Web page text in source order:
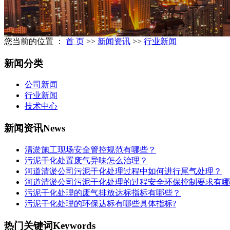
您当前的位置 ： 首 页 >> 新闻资讯 >> 行业新闻
新闻分类
公司新闻
行业新闻
技术中心
新闻资讯News
清淤施工现场安全管控规范有哪些？
污泥干化处置废气异味怎么治理？
河道清淤公司污泥干化处理过程中如何进行尾气处理？
河道清淤公司污泥干化处理的过程安全环保控制要求有
污泥干化处理的废气排放达标指标有哪些？
污泥干化处理的环保达标有哪些具体指标?
热门关键词Keywords